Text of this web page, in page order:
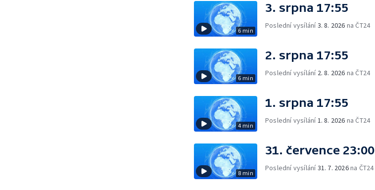
6 min
3. srpna 17:55
Poslední vysílání3. 8. 2026 na ČT24
6 min
2. srpna 17:55
Poslední vysílání 2. 8. 2026 na ČT24
4 min
1. srpna 17:55
Poslední vysílání 1. 8. 2026 na ČT24
8 min
31. července 23:00
Poslední vysílání31. 7. 2026na ČT24